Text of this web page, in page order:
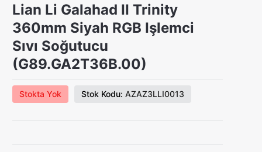
Lian Li Galahad II Trinity
360mm Siyah RGB Işlemci
Sıvı Soğutucu
(G89.GA2T36B.00)
Stokta Yok Stok Kodu: AZAZ3LLI0013